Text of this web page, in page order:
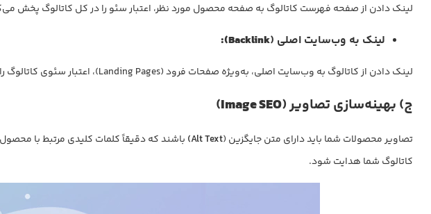
لینک دادن از صفحه فهرست کاتالوگ به صفحه محصول مورد نظر، اعتبار سئو را در کل کاتالوگ پخش
لینک به وب‌سایت اصلی (Backlink):
لینک دادن از کاتالوگ به وب‌سایت اصلی، به‌ویژه صفحات فرود (Landing Pages)، اعتبار سئوی کاتالوگ را به سایت اصلی شما منتقل می‌کند.
ج) بهینه‌سازی تصاویر (Image SEO
)
تصاویر محصولات شما باید دارای متن جایگزین (Alt Text) باشند که دقیقاً کلمات کلیدی مرتبط با
کاتالوگ شما هدایت شود.